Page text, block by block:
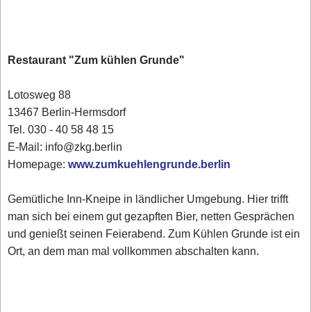
Restaurant "Zum kühlen Grunde"
Lotosweg 88
13467 Berlin-Hermsdorf
Tel. 030 - 40 58 48 15
E-Mail: info@zkg.berlin
Homepage:www.zumkuehlengrunde.berlin
Gemütliche Inn-Kneipe in ländlicher Umgebung. Hier trifft
man sich bei einem gut gezapften Bier, netten Gesprächen
und genießt seinen Feierabend. Zum Kühlen Grunde ist ein
Ort, an dem man mal vollkommen abschalten kann.